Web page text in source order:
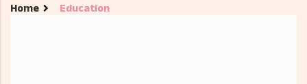
Home Education